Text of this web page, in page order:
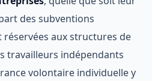
des subventions
réservées aux structures de
travailleurs indépendants
volontaire individuelle y